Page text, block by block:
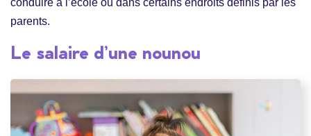
conduire à l’école ou dans certains endroits définis par les
parents.
Le salaire d’une nounou